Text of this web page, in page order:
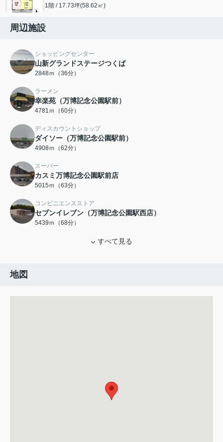
1階 / 17.73坪(58.62㎡)
周辺施設
ショッピングセンター
山新グランドステージつくば
2848ｍ（36分）
ラーメン
幸楽苑（万博記念公園駅前）
4781ｍ（60分）
ディスカウントショップ
ダイソー（万博記念公園駅前）
4908ｍ（62分）
スーパー
カスミ万博記念公園駅前店
5015ｍ（63分）
コンビニエンスストア
セブンイレブン（万博記念公園駅西店）
5439ｍ（68分）
すべて見る
地図